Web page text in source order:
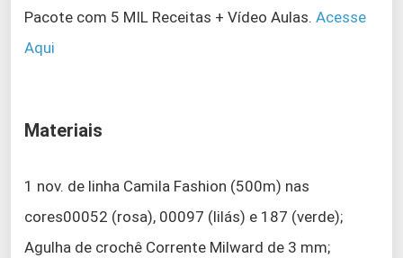
Pacote com 5 MIL Receitas + Vídeo Aulas. Acesse
Aqui
Materiais
1 nov. de linha Camila Fashion (500m) nas
cores00052 (rosa), 00097 (lilás) e 187 (verde);
Agulha de crochê Corrente Milward de 3 mm;